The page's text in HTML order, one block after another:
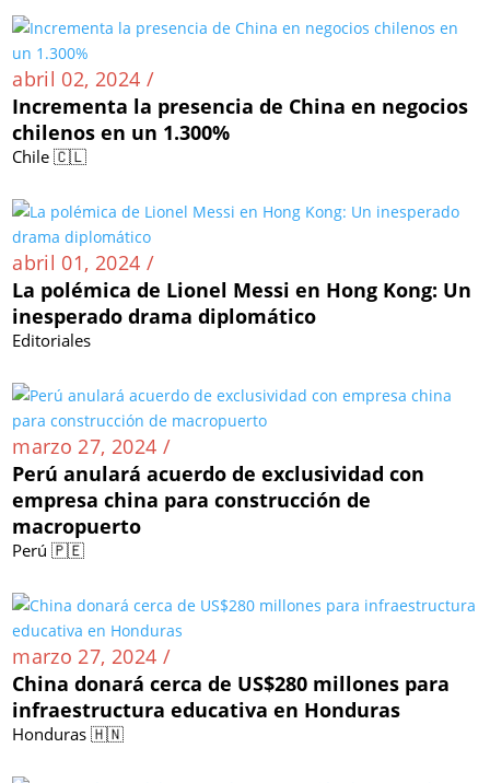
abril 02, 2024 /
Incrementa la presencia de China en negocios
chilenos en un 1.300%
Chile 🇨🇱
abril 01, 2024 /
La polémica de Lionel Messi en Hong Kong: Un
inesperado drama diplomático
Editoriales
marzo 27, 2024 /
Perú anulará acuerdo de exclusividad con
empresa china para construcción de
macropuerto
Perú 🇵🇪
marzo 27, 2024 /
China donará cerca de US$280 millones para
infraestructura educativa en Honduras
Honduras 🇭🇳